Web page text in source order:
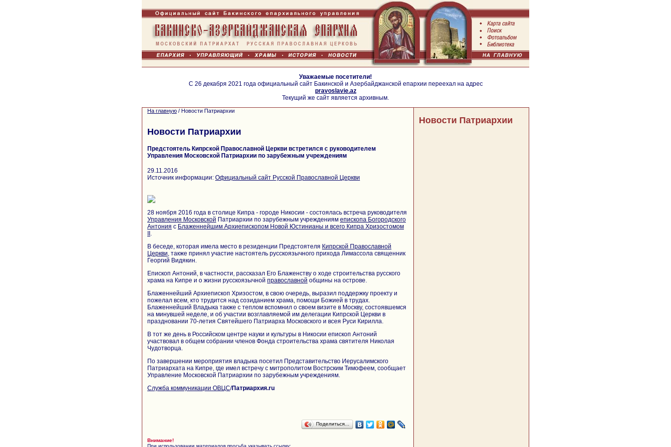
Уважаемые посетители!
С 26 декабря 2021 года официальный сайт Бакинской и Азербайджанской епархии переехал на адрес
pravoslavie.az
Текущий же сайт является архивным.
На главную / Новости Патриархии
Новости Патриархии
Предстоятель Кипрской Православной Церкви встретился с руководителем
Управления Московской Патриархии по зарубежным учреждениям
29.11.2016
Источник информации: Официальный сайт Русской Православной Церкви
28 ноября 2016 года в столице Кипра - городе Никосии - состоялась встреча руководителя
Управления Московской Патриархии по зарубежным учреждениям епископа Богородского
Антония с Блаженнейшим Архиепископом Новой Юстинианы и всего Кипра Хризостомом
.
В беседе, которая имела место в резиденции Предстоятеля Кипрской Православной
Церкви, также принял участие настоятель русскоязычного прихода Лимассола священник
Георгий Видякин.
Епископ Антоний, в частности, рассказал Его Блаженству о ходе строительства русского
храма на Кипре и о жизни русскоязычной православной общины на острове.
Блаженнейший Архиепископ Хризостом, в свою очередь, выразил поддержку проекту и
пожелал всем, кто трудится над созиданием храма, помощи Божией в трудах.
Блаженнейший Владыка также с теплом вспомнил о своем визите в Москву, состоявшемся
на минувшей неделе, и об участии возглавляемой им делегации Кипрской Церкви в
праздновании 70-летия Святейшего Патриарха Московского и всея Руси Кирилла.
В тот же день в Российском центре науки и культуры в Никосии епископ Антоний
участвовал в общем собрании членов Фонда строительства храма святителя Николая
Чудотворца.
По завершении мероприятия владыка посетил Представительство Иерусалимского
Патриархата на Кипре, где имел встречу с митрополитом Вострским Тимофеем, сообщает
Управление Московской Патриархии по зарубежным учреждениям.
Служба коммуникации ОВЦС/Патриархия.ru
Поделиться…
Внимание!
При использовании материалов просьба указывать ссылку:
Новости Патриархии